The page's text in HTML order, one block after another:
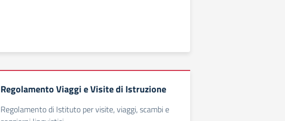
Regolamento Viaggi e Visite di Istruzione
Regolamento di Istituto per visite, viaggi, scambi e